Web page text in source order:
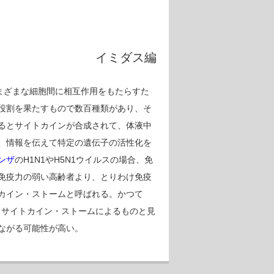
イミダス編
まな細胞間に相互作用をもたらすた
割を果たすもので数百種類があり、そ
とサイトカインが合成されて、体液中
情報を伝えて特定の遺伝子の活性化を
ザのH1N1やH5N1ウイルスの場合、免
疫力の弱い高齢者より、とりわけ免疫
イン・ストームと呼ばれる。かつて
イトカイン・ストームによるものと見
る可能性が高い。